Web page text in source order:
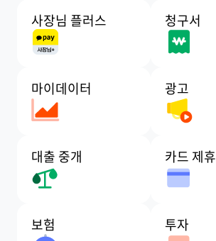
사장님 플러스 청구서
마이데이터 광고
대출 중개 카드 제휴
보험 투자